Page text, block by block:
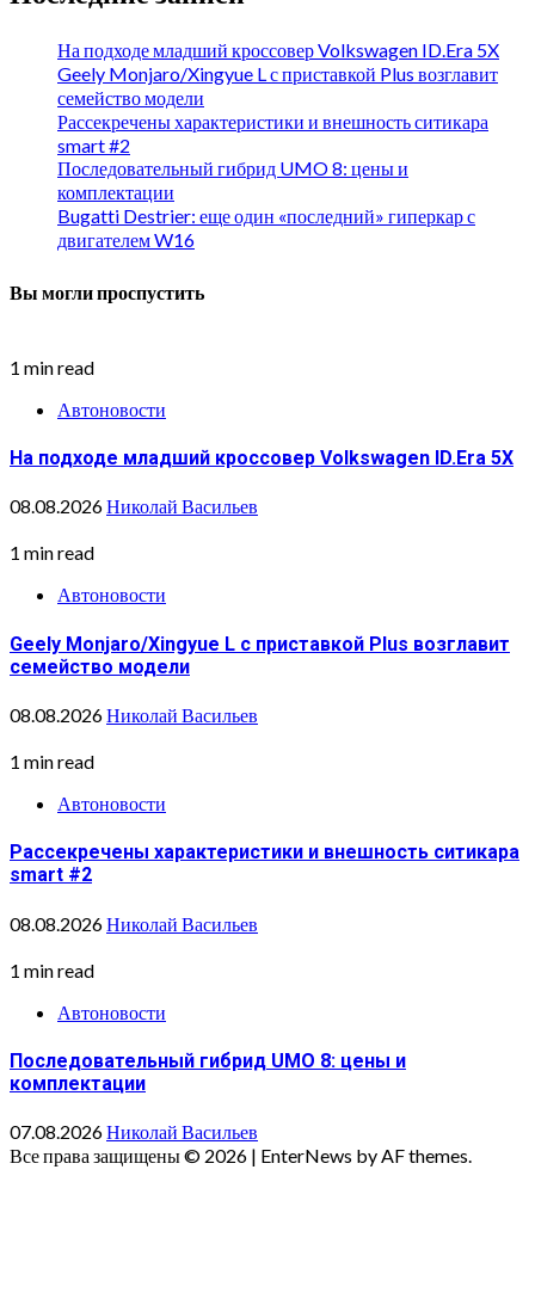
На подходе младший кроссовер Volkswagen ID.Era 5X
Geely Monjaro/Xingyue L с приставкой Plus возглавит
семейство модели
Рассекречены характеристики и внешность ситикара
smart #2
Последовательный гибрид UMO 8: цены и
комплектации
Bugatti Destrier: еще один «последний» гиперкар с
двигателем W16
Вы могли проспустить
1 min read
Автоновости
На подходе младший кроссовер Volkswagen ID.Era 5X
08.08.2026Николай Васильев
1 min read
Автоновости
Geely Monjaro/Xingyue L с приставкой Plus возглавит
семейство модели
08.08.2026Николай Васильев
1 min read
Автоновости
Рассекречены характеристики и внешность ситикара
smart #2
08.08.2026Николай Васильев
1 min read
Автоновости
Последовательный гибрид UMO 8: цены и
комплектации
07.08.2026Николай Васильев
Все права защищены © 2026 | EnterNews by AF themes.